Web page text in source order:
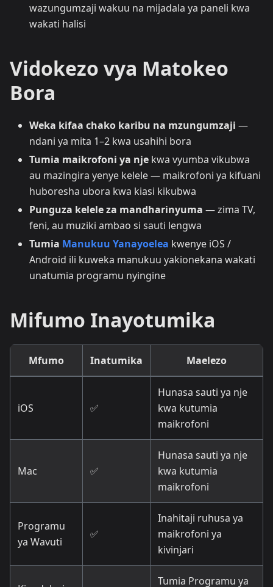
wazungumzaji wakuu na mijadala ya paneli kwa
wakati halisi
Vidokezo vya Matokeo
Bora
Weka kifaa chako karibu na mzungumzaji —
ndani ya mita 1–2 kwa usahihi bora
Tumia maikrofoni ya nje kwa vyumba vikubwa
au mazingira yenye kelele — maikrofoni ya kifuani
huboresha ubora kwa kiasi kikubwa
Punguza kelele za mandharinyuma — zima TV,
feni, au muziki ambao si sauti lengwa
Tumia Manukuu Yanayoelea kwenye iOS /
Android ili kuweka manukuu yakionekana wakati
unatumia programu nyingine
Mifumo Inayotumika
Mfumo Inatumika Maelezo
iOS ✅
Hunasa sauti ya nje
kwa kutumia
maikrofoni
Mac ✅
Hunasa sauti ya nje
kwa kutumia
maikrofoni
Programu
ya Wavuti
✅
Inahitaji ruhusa ya
maikrofoni ya
kivinjari
Tumia Programu ya